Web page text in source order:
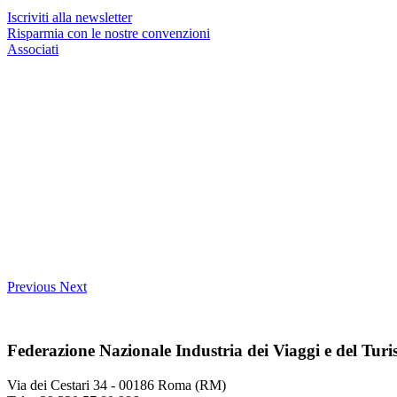
Iscriviti alla newsletter
Risparmia con le nostre convenzioni
Associati
Previous Next
Federazione Nazionale Industria dei Viaggi e del
Via dei Cestari 34 - 00186 Roma (RM)